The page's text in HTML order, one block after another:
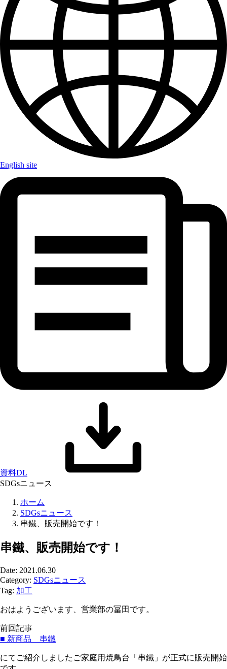
English site
資料DL
SDGsニュース
ホーム
SDGsニュース
串鐵、販売開始です！
串鐵、販売開始です！
Date: 2021.06.30
Category: SDGsニュース
Tag: 加工
おはようございます、営業部の冨田です。
前回記事
■ 新商品 串鐵
にてご紹介しましたご家庭用焼鳥台「串鐵」が正式に販売開始